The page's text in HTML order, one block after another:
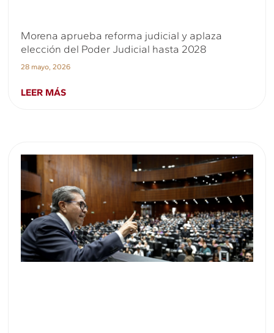
Morena aprueba reforma judicial y aplaza
elección del Poder Judicial hasta 2028
28 mayo, 2026
LEER MÁS